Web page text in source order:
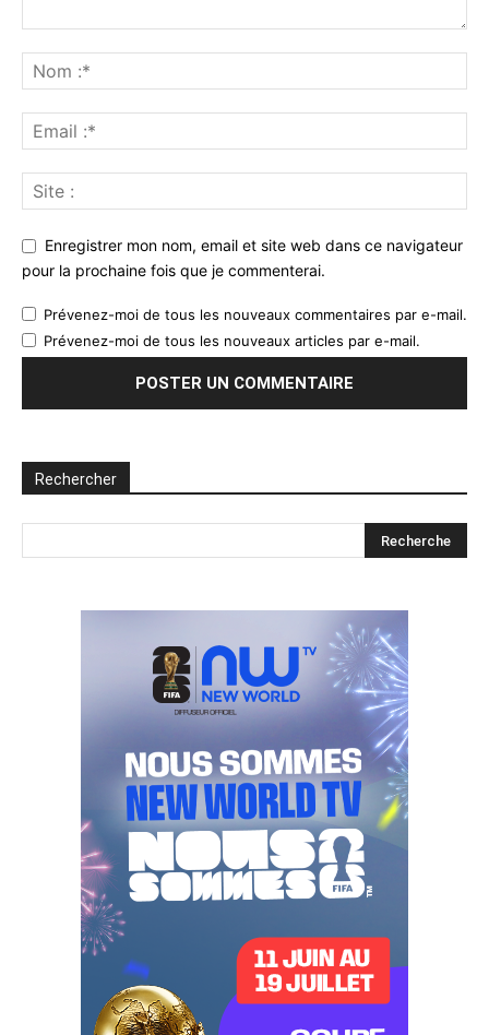
Enregistrer mon nom, email et site web dans ce navigateur
pour la prochaine fois que je commenterai.
Prévenez-moi de tous les nouveaux commentaires par e-mail.
Prévenez-moi de tous les nouveaux articles par e-mail.
Rechercher